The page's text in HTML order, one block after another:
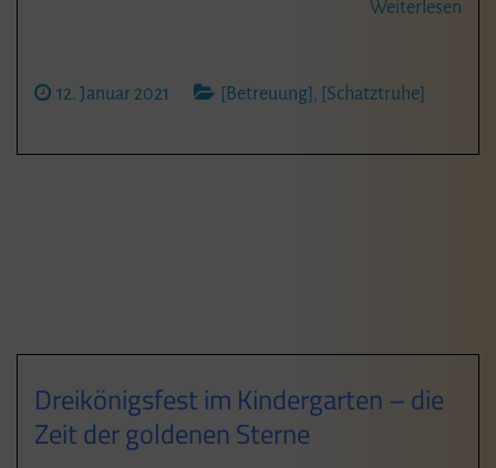
Weiterlesen
12. Januar 2021 [Betreuung] , [Schatztruhe]
Dreikönigsfest im Kindergarten – die
Zeit der goldenen Sterne